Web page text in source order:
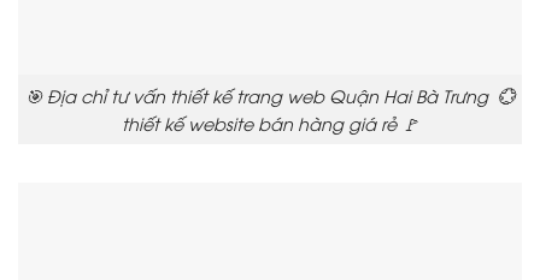
🎯 Địa chỉ tư vấn thiết kế trang web Quận Hai Bà Trưng 💮
thiết kế website bán hàng giá rẻ 🚩